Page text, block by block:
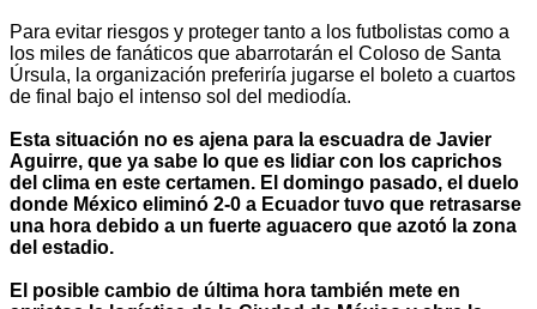
Para evitar riesgos y proteger tanto a los futbolistas como a
los miles de fanáticos que abarrotarán el Coloso de Santa
Úrsula, la organización preferiría jugarse el boleto a cuartos
de final bajo el intenso sol del mediodía.
Esta situación no es ajena para la escuadra de Javier
Aguirre, que ya sabe lo que es lidiar con los caprichos
del clima en este certamen. El domingo pasado, el duelo
donde México eliminó 2-0 a Ecuador tuvo que retrasarse
una hora debido a un fuerte aguacero que azotó la zona
del estadio.
El posible cambio de última hora también mete en